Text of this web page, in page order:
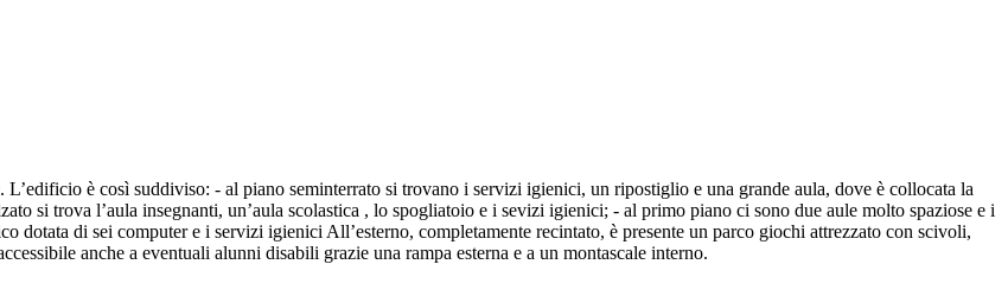
è così suddiviso: - al piano seminterrato si trovano i servizi igienici, un ripostiglio e una grande aula, dove è collocata la
si trova l’aula insegnanti, un’aula scolastica , lo spogliatoio e i sevizi igienici; - al primo piano ci sono due aule molto spaziose e i
di sei computer e i servizi igienici All’esterno, completamente recintato, è presente un parco giochi attrezzato con scivoli,
anche a eventuali alunni disabili grazie una rampa esterna e a un montascale interno.